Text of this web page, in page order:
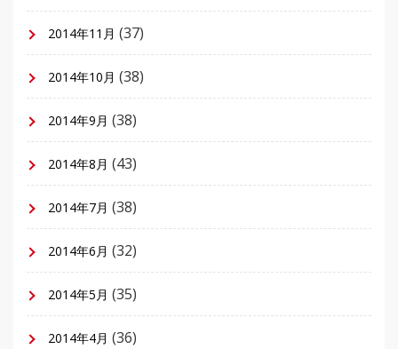
2014年11月 (37)
2014年10月 (38)
2014年9月 (38)
2014年8月 (43)
2014年7月 (38)
2014年6月 (32)
2014年5月 (35)
2014年4月 (36)